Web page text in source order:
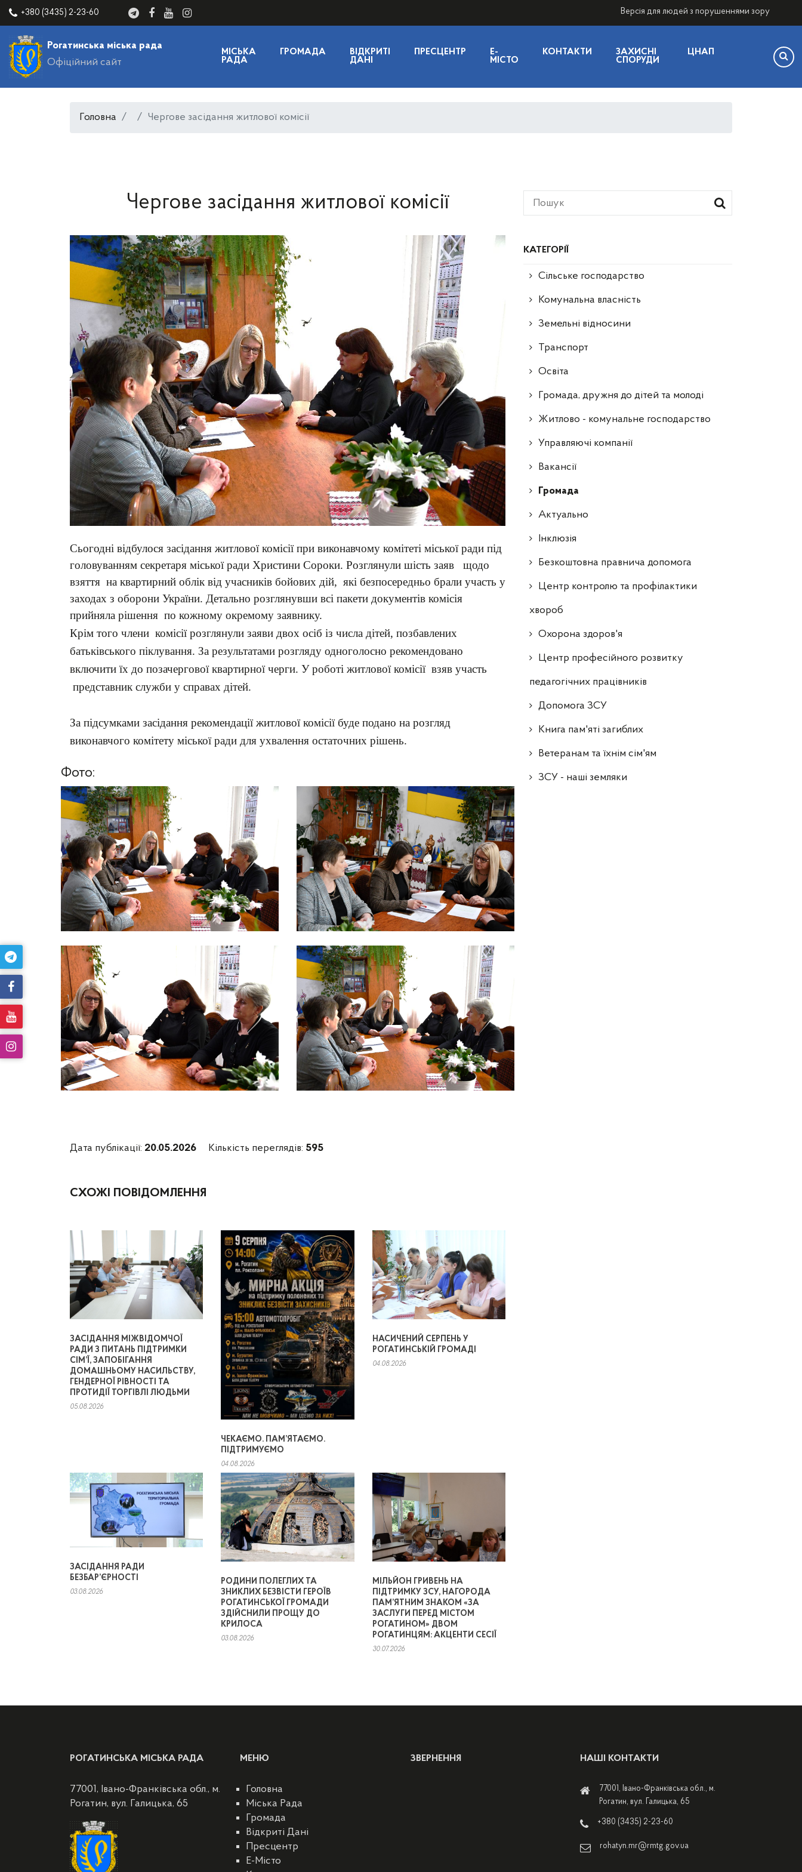
+380 (3435) 2-23-60 Версія для людей з порушеннями зору
Рогатинська міська рада
Офіційний сайт
МІСЬКА
РАДА
ГРОМАДА
ВІДКРИТІ
ДАНІ
ПРЕСЦЕНТР
E-
МІСТО
КОНТАКТИ
ЗАХИСНІ
СПОРУДИ
ЦНАП
Головна Чергове засідання житлової комісії
КАТЕГОРІЇ
Сільське господарство
Комунальна власність
Земельні відносини
Транспорт
Освіта
Громада, дружня до дітей та молоді
Житлово - комунальне господарство
Управляючі компанії
Ваканcії
Громада
Актуально
Інклюзія
Безкоштовна правнича допомога
Центр контролю та профілактики
хвороб
Охорона здоров'я
Центр професійного розвитку
педагогічних працівників
Допомога ЗСУ
Книга пам'яті загиблих
Ветеранам та їхнім сім'ям
ЗСУ - наші земляки
Чергове засідання житлової комісії
Сьогодні відбулося засідання житлової комісії при виконавчому комітеті міської ради під
головуванням секретаря міської ради Христини Сороки. Розглянули шість заяв щодо
взяття на квартирний облік від учасників бойових дій, які безпосередньо брали участь у
заходах з оборони України. Детально розглянувши всі пакети документів комісія
прийняла рішення по кожному окремому заявнику.
Крім того члени комісії розглянули заяви двох осіб із числа дітей, позбавлених
батьківського піклування. За результатами розгляду одноголосно рекомендовано
включити їх до позачергової квартирної черги. У роботі житлової комісії взяв участь
представник служби у справах дітей.
За підсумками засідання рекомендації житлової комісії буде подано на розгляд
виконавчого комітету міської ради для ухвалення остаточних рішень.
Фото:
Дата публікації: 20.05.2026 Кількість переглядів: 595
СХОЖІ ПОВІДОМЛЕННЯ
ЗАСІДАННЯ МІЖВІДОМЧОЇ
РАДИ З ПИТАНЬ ПІДТРИМКИ
СІМ’Ї, ЗАПОБІГАННЯ
ДОМАШНЬОМУ НАСИЛЬСТВУ,
ГЕНДЕРНОЇ РІВНОСТІ ТА
ПРОТИДІЇ ТОРГІВЛІ ЛЮДЬМИ
05.08.2026
ЧЕКАЄМО. ПАМ’ЯТАЄМО.
ПІДТРИМУЄМО
04.08.2026
НАСИЧЕНИЙ СЕРПЕНЬ У
РОГАТИНСЬКІЙ ГРОМАДІ
04.08.2026
ЗАСІДАННЯ РАДИ
БЕЗБАР’ЄРНОСТІ
03.08.2026
РОДИНИ ПОЛЕГЛИХ ТА
ЗНИКЛИХ БЕЗВІСТИ ГЕРОЇВ
РОГАТИНСЬКОЇ ГРОМАДИ
ЗДІЙСНИЛИ ПРОЩУ ДО
КРИЛОСА
03.08.2026
МІЛЬЙОН ГРИВЕНЬ НА
ПІДТРИМКУ ЗСУ, НАГОРОДА
ПАМ’ЯТНИМ ЗНАКОМ «ЗА
ЗАСЛУГИ ПЕРЕД МІСТОМ
РОГАТИНОМ» ДВОМ
РОГАТИНЦЯМ: АКЦЕНТИ СЕСІЇ
30.07.2026
РОГАТИНСЬКА МІСЬКА РАДА
77001, Івано-Франківська обл., м.
Рогатин, вул. Галицька, 65
МЕНЮ
Головна
Міська Рада
Громада
Відкриті Дані
Пресцентр
E-Місто
ЗВЕРНЕННЯ НАШІ КОНТАКТИ
77001, Івано-Франківська обл., м.
Рогатин, вул. Галицька, 65
+380 (3435) 2-23-60
rohatyn.mr@rmtg.gov.ua